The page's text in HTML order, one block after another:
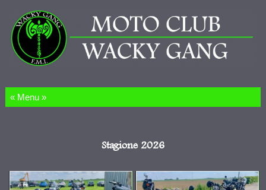
Salta al contenuto
Stagione 2026